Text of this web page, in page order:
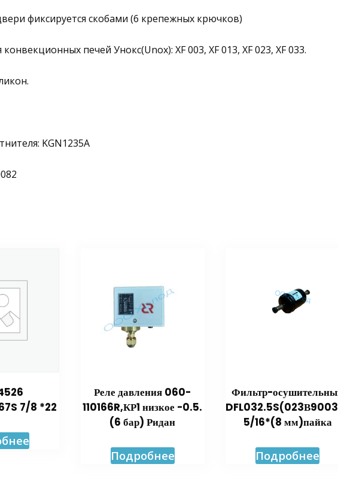
фиксируется скобами (6 крепежных крючков)
печей Унокс(Unox): XF 003, XF 013, XF 023, XF 033.
KGN1235A
7/8 *22
Реле давления 060-
110166R,КР1 низкое -0.5.
(6 бар) Ридан
Подробнее
Фильтр-
5/16*(8 мм)пайка
Подробнее